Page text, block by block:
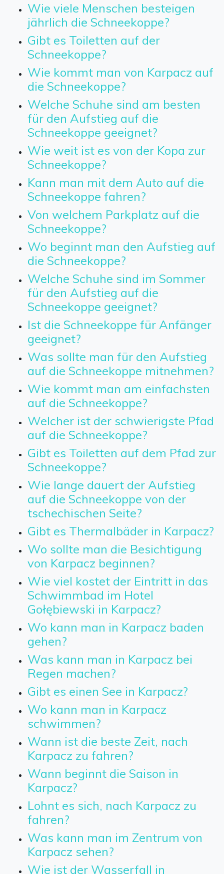
Wie viele Menschen besteigen
jährlich die Schneekoppe?
Gibt es Toiletten auf der
Schneekoppe?
Wie kommt man von Karpacz auf
die Schneekoppe?
Welche Schuhe sind am besten
für den Aufstieg auf die
Schneekoppe geeignet?
Wie weit ist es von der Kopa zur
Schneekoppe?
Kann man mit dem Auto auf die
Schneekoppe fahren?
Von welchem Parkplatz auf die
Schneekoppe?
Wo beginnt man den Aufstieg auf
die Schneekoppe?
Welche Schuhe sind im Sommer
für den Aufstieg auf die
Schneekoppe geeignet?
Ist die Schneekoppe für Anfänger
geeignet?
Was sollte man für den Aufstieg
auf die Schneekoppe mitnehmen?
Wie kommt man am einfachsten
auf die Schneekoppe?
Welcher ist der schwierigste Pfad
auf die Schneekoppe?
Gibt es Toiletten auf dem Pfad zur
Schneekoppe?
Wie lange dauert der Aufstieg
auf die Schneekoppe von der
tschechischen Seite?
Gibt es Thermalbäder in Karpacz?
Wo sollte man die Besichtigung
von Karpacz beginnen?
Wie viel kostet der Eintritt in das
Schwimmbad im Hotel
Gołębiewski in Karpacz?
Wo kann man in Karpacz baden
gehen?
Was kann man in Karpacz bei
Regen machen?
Gibt es einen See in Karpacz?
Wo kann man in Karpacz
schwimmen?
Wann ist die beste Zeit, nach
Karpacz zu fahren?
Wann beginnt die Saison in
Karpacz?
Lohnt es sich, nach Karpacz zu
fahren?
Was kann man im Zentrum von
Karpacz sehen?
Wie ist der Wasserfall in